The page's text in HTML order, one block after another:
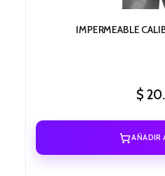
IMPERMEABLE
$
AÑADIR